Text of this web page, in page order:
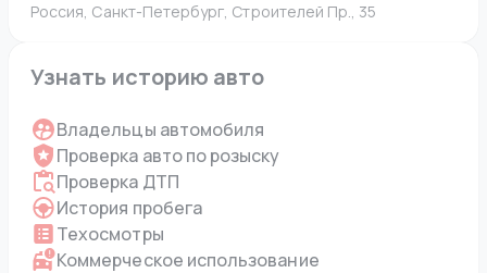
Россия, Санкт-Петербург, Строителей Пр., 35
Узнать историю авто
Владельцы автомобиля
Проверка авто по розыску
Проверка ДТП
История пробега
Техосмотры
Коммерческое использование